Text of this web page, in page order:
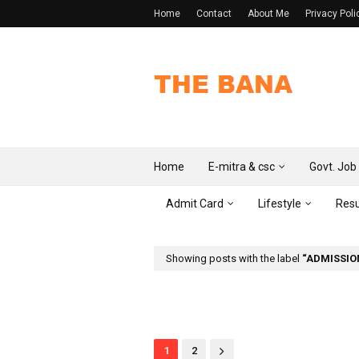
Home Contact About Me Privacy
Home E-mitra & csc Govt. Job
Admit Card Lifestyle
Showing posts with the label
1 2